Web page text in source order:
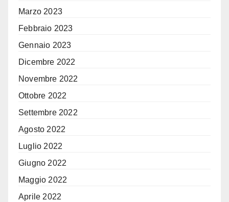
Marzo 2023
Febbraio 2023
Gennaio 2023
Dicembre 2022
Novembre 2022
Ottobre 2022
Settembre 2022
Agosto 2022
Luglio 2022
Giugno 2022
Maggio 2022
Aprile 2022